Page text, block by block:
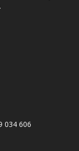
034 606